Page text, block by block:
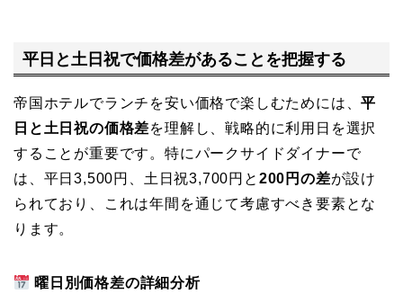
平日と土日祝で価格差があることを把握する
帝国ホテルでランチを安い価格で楽しむためには、平
日と土日祝の価格差を理解し、戦略的に利用日を選択
することが重要です。特にパークサイドダイナーで
は、平日3,500円、土日祝3,700円と 200円の差が設け
られており、これは年間を通じて考慮すべき要素とな
ります。
曜日別価格差の詳細分析